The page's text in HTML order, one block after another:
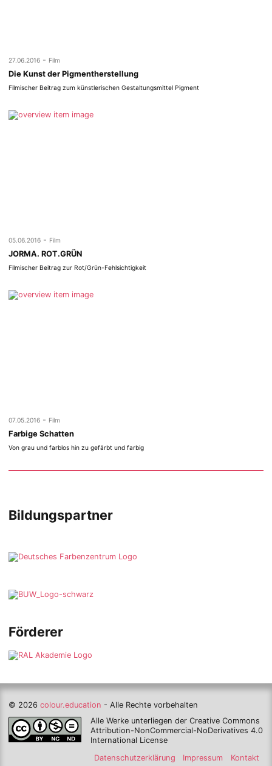
27.06.2016 - Film
Die Kunst der Pigmentherstellung
Filmischer Beitrag zum künstlerischen Gestaltungsmittel Pigment
05.06.2016 - Film
JORMA. ROT.GRÜN
Filmischer Beitrag zur Rot/Grün-Fehlsichtigkeit
07.05.2016 - Film
Farbige Schatten
Von grau und farblos hin zu gefärbt und farbig
Bildungspartner
Förderer
© 2026 colour.education - Alle Rechte vorbehalten
Alle Werke unterliegen der Creative Commons
Attribution-NonCommercial-NoDerivatives 4.0
International License
Datenschutzerklärung
Impressum Kontakt